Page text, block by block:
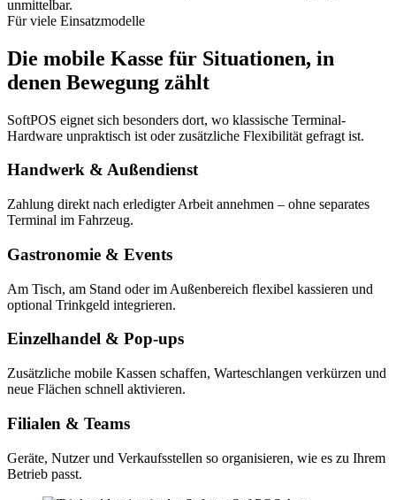
unmittelbar.
Für viele Einsatzmodelle
Die mobile Kasse für Situationen, in
denen Bewegung zählt
SoftPOS eignet sich besonders dort, wo klassische Terminal-
Hardware unpraktisch ist oder zusätzliche Flexibilität gefragt ist.
Handwerk & Außendienst
Zahlung direkt nach erledigter Arbeit annehmen – ohne separates
Terminal im Fahrzeug.
Gastronomie & Events
Am Tisch, am Stand oder im Außenbereich flexibel kassieren und
optional Trinkgeld integrieren.
Einzelhandel & Pop-ups
Zusätzliche mobile Kassen schaffen, Warteschlangen verkürzen und
neue Flächen schnell aktivieren.
Filialen & Teams
Geräte, Nutzer und Verkaufsstellen so organisieren, wie es zu Ihrem
Betrieb passt.